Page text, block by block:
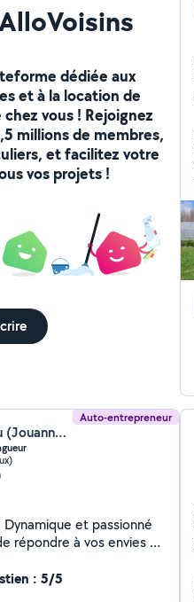
dédiée aux
et à la location de
vous ! Rejoignez
millions de membres,
et facilitez votre
vos projets !
Auto-entrepreneur
Marius Jouanneau (Jouanneau Marius)
et passionné
répondre à vos envies et
pour réaliser vos
entretien de jardins,
: 5/5